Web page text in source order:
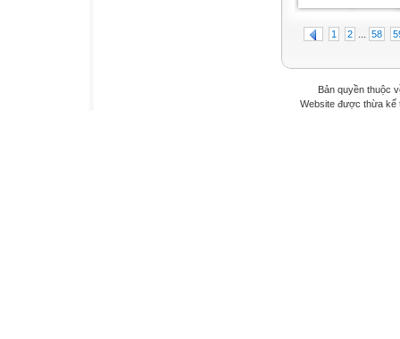
1 2 ... 58
Bản quyền thuộc
Website được thừa